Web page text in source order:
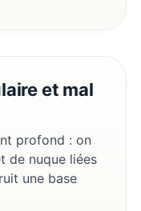
et mal
profond : on
de nuque liées
une base